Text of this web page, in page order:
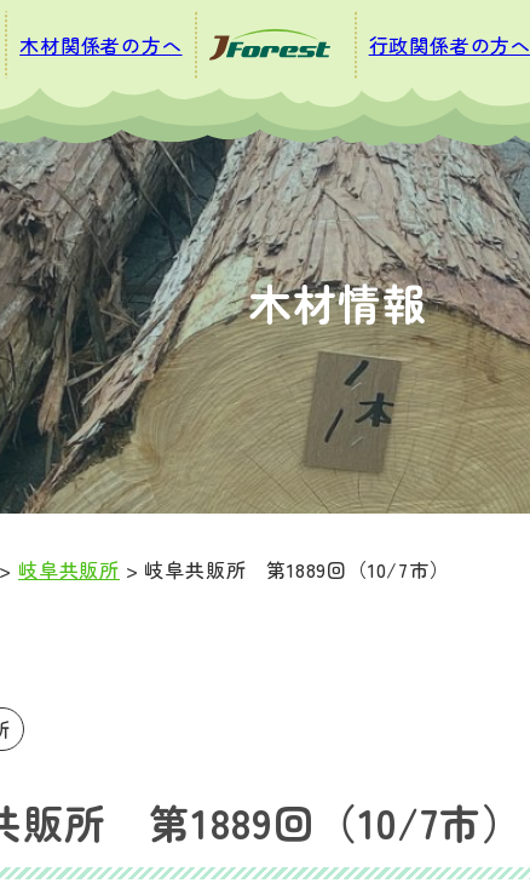
木材関係者の方へ 行政関係者の方へ
木材情報
> 岐阜共販所 > 岐阜共販所 第1889回（10/7市）
販所 第1889回（10/7市）